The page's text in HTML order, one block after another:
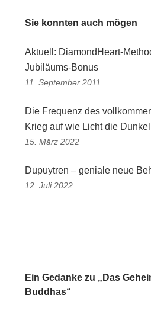
Sie konnten auch mögen
Aktuell: DiamondHeart-
Jubiläums-Bonus
11. September 2011
Die Frequenz des
Krieg auf wie Licht die
15. März 2022
Dupuytren – geniale neue
12. Juli 2022
Ein Gedanke zu „Das
Buddhas“